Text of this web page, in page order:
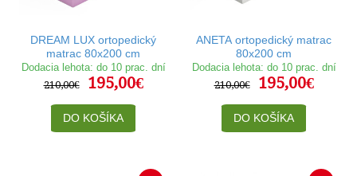
DREAM LUX ortopedický
matrac 80x200 cm
Dodacia lehota: do 10 prac. dní
210,00€
195,00€
DO KOŠÍKA
ANETA ortopedický matrac
80x200 cm
Dodacia lehota: do 10 prac. dní
210,00€
195,00€
DO KOŠÍKA